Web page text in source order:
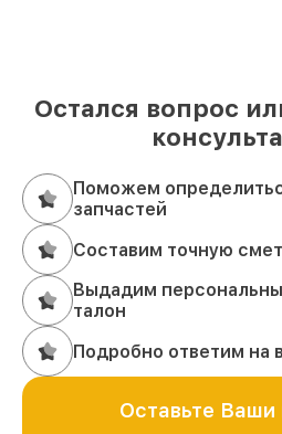
Остался вопрос
Поможем
запчастей
Составим точную
Выдадим
талон
Подробно ответим на
Оставьте Ваши